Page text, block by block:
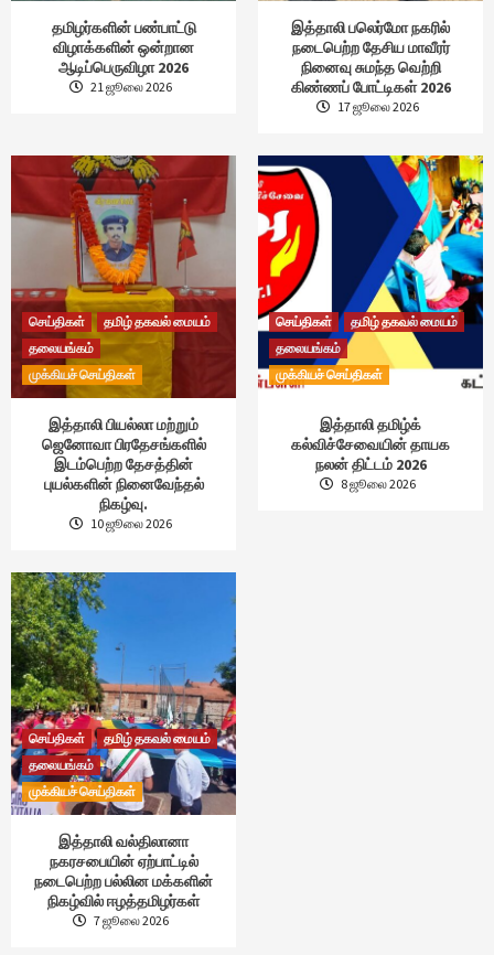
தமிழர்களின் பண்பாட்டு
விழாக்களின் ஒன்றான
ஆடிப்பெருவிழா 2026
21 ஜூலை 2026
இத்தாலி பலெர்மோ நகரில்
நடைபெற்ற தேசிய மாவீரர்
நினைவு சுமந்த வெற்றி
கிண்ணப் போட்டிகள் 2026
17 ஜூலை 2026
செய்திகள்
தமிழ் தகவல் மையம்
தலையங்கம்
முக்கியச் செய்திகள்
இத்தாலி பியல்லா மற்றும்
ஜெனோவா பிரதேசங்களில்
இடம்பெற்ற தேசத்தின்
புயல்களின் நினைவேந்தல்
நிகழ்வு.
10 ஜூலை 2026
செய்திகள்
தமிழ் தகவல் மையம்
தலையங்கம்
முக்கியச் செய்திகள்
இத்தாலி தமிழ்க்
கல்விச்சேவையின் தாயக
நலன் திட்டம் 2026
8 ஜூலை 2026
செய்திகள்
தமிழ் தகவல் மையம்
தலையங்கம்
முக்கியச் செய்திகள்
இத்தாலி வல்திலானா
நகரசபையின் ஏற்பாட்டில்
நடைபெற்ற பல்லின மக்களின்
நிகழ்வில் ஈழத்தமிழர்கள்
7 ஜூலை 2026